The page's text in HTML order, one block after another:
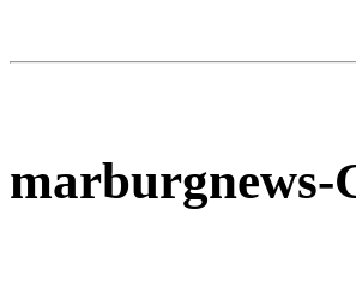
marburgnews-